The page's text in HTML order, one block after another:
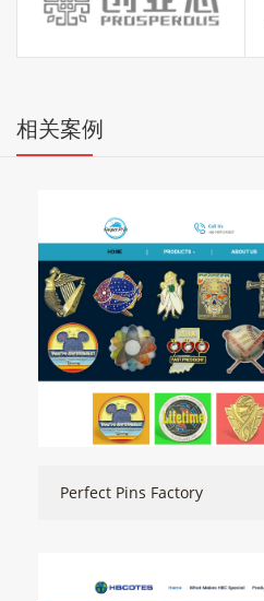
相关案例
Perfect Pins Factory